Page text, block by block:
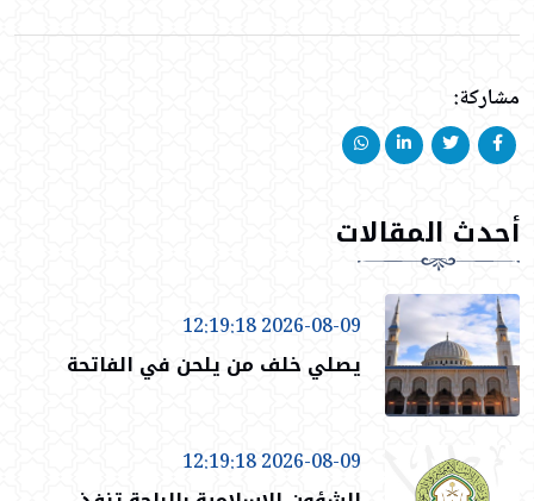
مشاركة:
أحدث المقالات
2026-08-09 12:19:18
يصلي خلف من يلحن في الفاتحة
2026-08-09 12:19:18